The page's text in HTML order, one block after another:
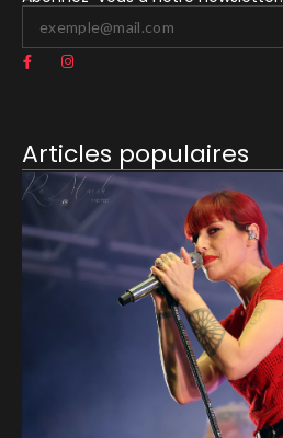
Articles populaires